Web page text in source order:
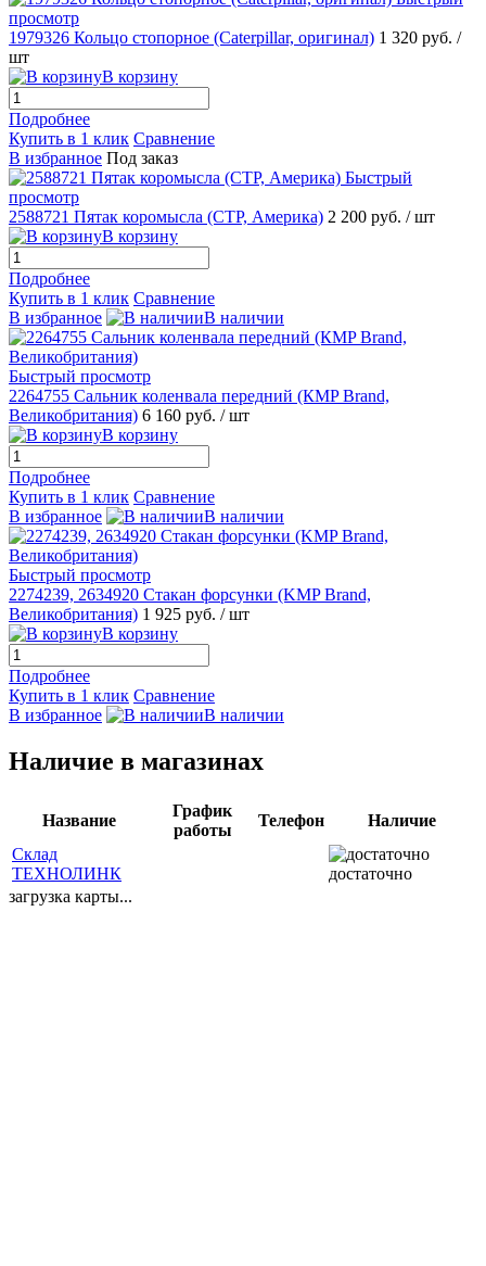
просмотр
1979326 Кольцо стопорное (Caterpillar, оригинал) 1 320 руб. /
шт
В корзину
Подробнее
Купить в 1 клик Сравнение
В избранное Под заказ
Быстрый
просмотр
2588721 Пятак коромысла (CTP, Америка) 2 200 руб. / шт
В корзину
Подробнее
Купить в 1 клик Сравнение
В избранное
В наличии
Быстрый просмотр
2264755 Сальник коленвала передний (КMP Brand,
Великобритания) 6 160 руб. / шт
В корзину
Подробнее
Купить в 1 клик Сравнение
В избранное
В наличии
Быстрый просмотр
2274239, 2634920 Стакан форсунки (KMP Brand,
Великобритания) 1 925 руб. / шт
В корзину
Подробнее
Купить в 1 клик Сравнение
В избранное
В наличии
Наличие в магазинах
Название
График
работы
Телефон
Наличие
Склад
ТЕХНОЛИНК
достаточно
загрузка карты...